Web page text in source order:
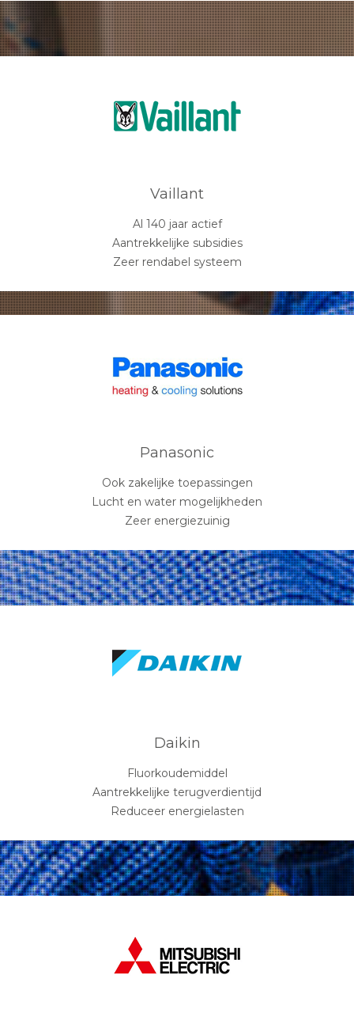
Vaillant
Al 140 jaar actief
Aantrekkelijke subsidies
Zeer rendabel systeem
Panasonic
Ook zakelijke toepassingen
Lucht en water mogelijkheden
Zeer energiezuinig
Daikin
Fluorkoudemiddel
Aantrekkelijke terugverdientijd
Reduceer energielasten